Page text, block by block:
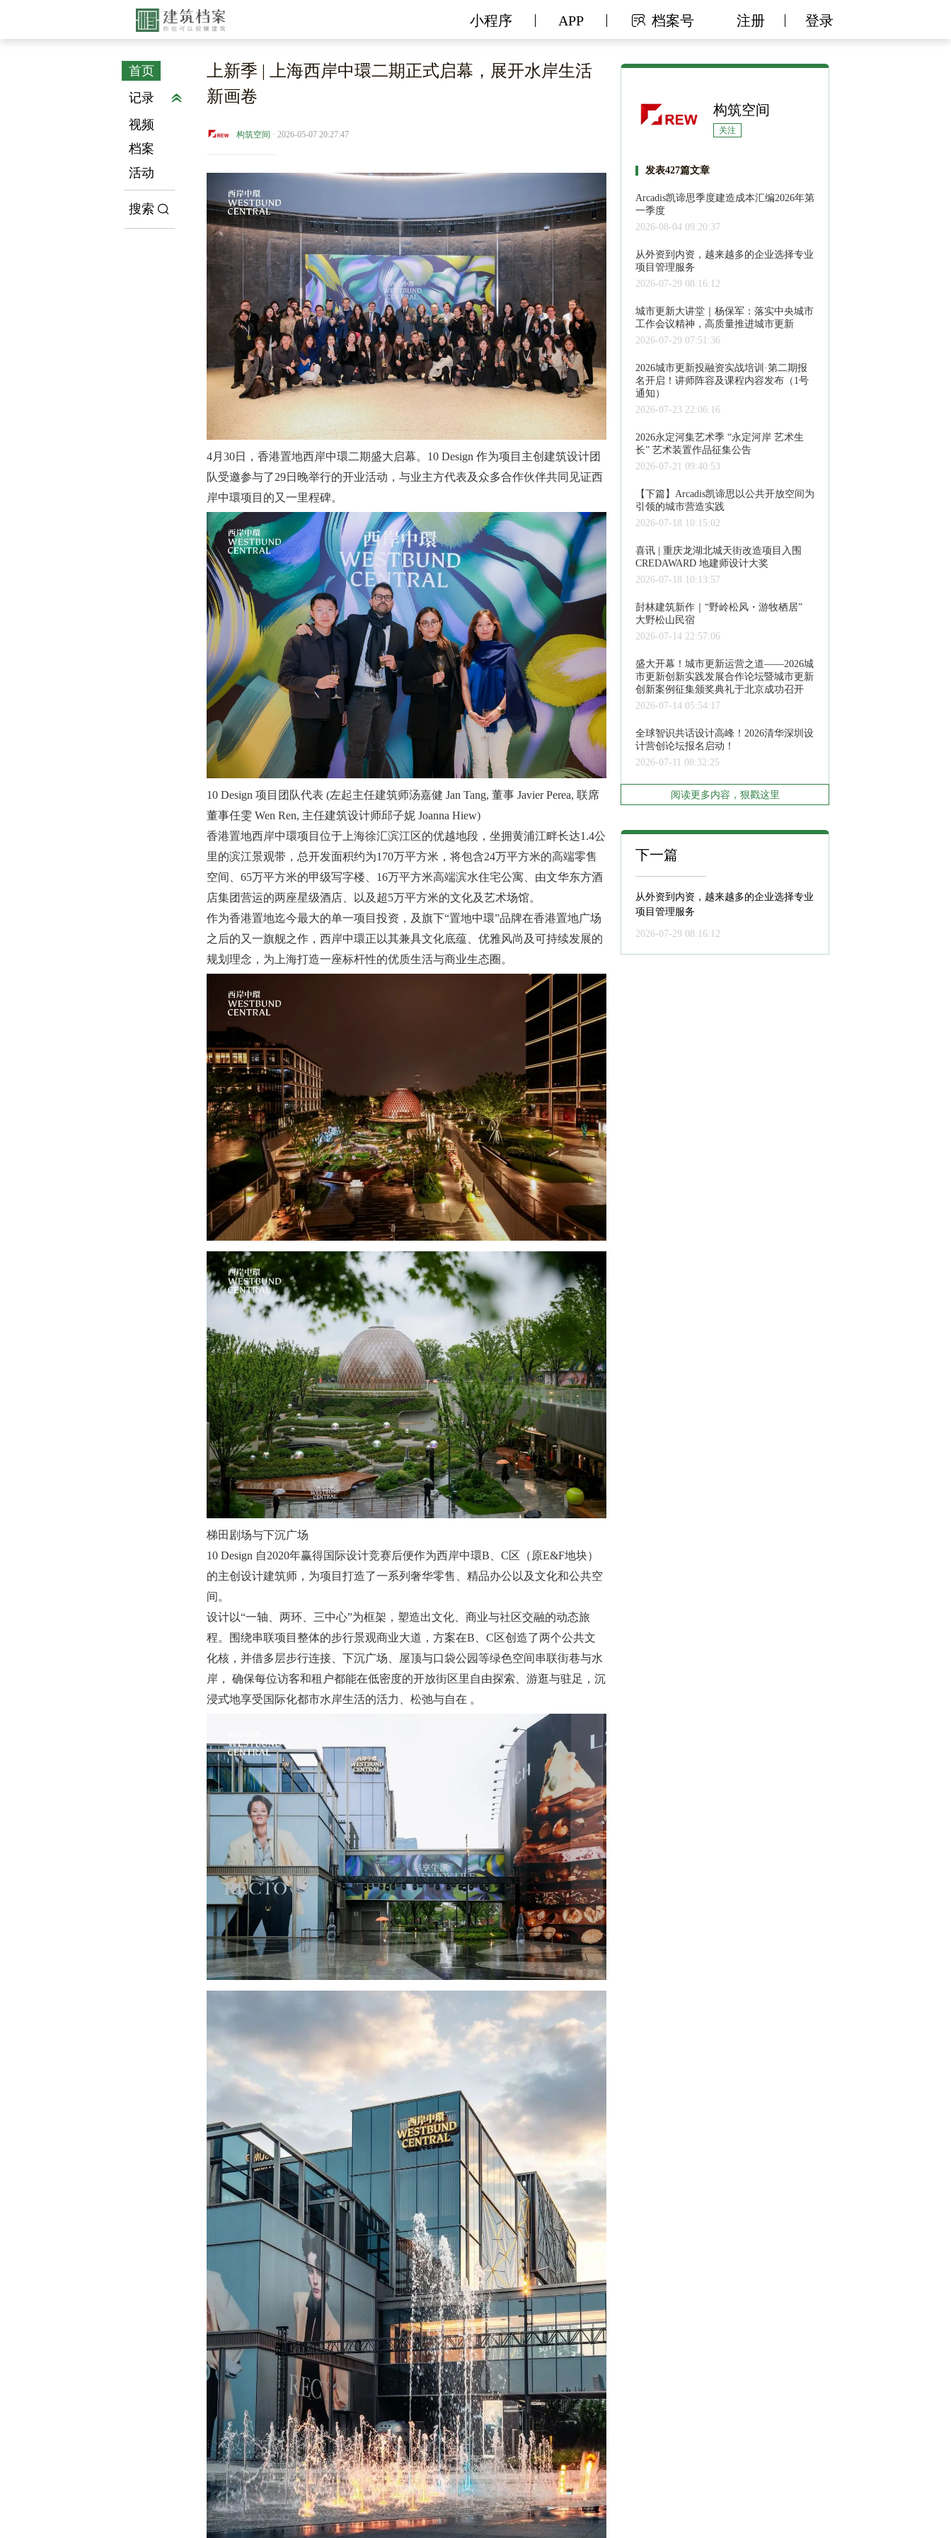
注册 登录
小程序 APP 档案号
首页
记录
视频
档案
活动
搜索
上新季 | 上海西岸中環二期正式启幕，展开水岸生活
新画卷
构筑空间 · 2026-05-07 20:27:47
4月30日，香港置地西岸中環二期盛大启幕。10 Design 作为项目主创建筑设计团
队受邀参与了29日晚举行的开业活动，与业主方代表及众多合作伙伴共同见证西
岸中環项目的又一里程碑。
10 Design 项目团队代表 (左起主任建筑师汤嘉健 Jan Tang, 董事 Javier Perea, 联席
董事任雯 Wen Ren, 主任建筑设计师邱子妮 Joanna Hiew)
香港置地西岸中環项目位于上海徐汇滨江区的优越地段，坐拥黄浦江畔长达1.4公
里的滨江景观带，总开发面积约为170万平方米，将包含24万平方米的高端零售
空间、65万平方米的甲级写字楼、16万平方米高端滨水住宅公寓、由文华东方酒
店集团营运的两座星级酒店、以及超5万平方米的文化及艺术场馆。
作为香港置地迄今最大的单一项目投资，及旗下“置地中環”品牌在香港置地广场
之后的又一旗舰之作，西岸中環正以其兼具文化底蕴、优雅风尚及可持续发展的
规划理念，为上海打造一座标杆性的优质生活与商业生态圈。
梯田剧场与下沉广场
10 Design 自2020年赢得国际设计竞赛后便作为西岸中環B、C区（原E&F地块）
的主创设计建筑师，为项目打造了一系列奢华零售、精品办公以及文化和公共空
间。
设计以“一轴、两环、三中心”为框架，塑造出文化、商业与社区交融的动态旅
程。围绕串联项目整体的步行景观商业大道，方案在B、C区创造了两个公共文
化核，并借多层步行连接、下沉广场、屋顶与口袋公园等绿色空间串联街巷与水
岸， 确保每位访客和租户都能在低密度的开放街区里自由探索、游逛与驻足，沉
浸式地享受国际化都市水岸生活的活力、松弛与自在 。
构筑空间
关注
发表427篇文章
Arcadis凯谛思季度建造成本汇编2026年第
一季度
2026-08-04 09:20:37
从外资到内资，越来越多的企业选择专业
项目管理服务
2026-07-29 08:16:12
城市更新大讲堂｜杨保军：落实中央城市
工作会议精神，高质量推进城市更新
2026-07-29 07:51:36
2026城市更新投融资实战培训·第二期报
名开启！讲师阵容及课程内容发布（1号
通知）
2026-07-23 22:06:16
2026永定河集艺术季 “永定河岸 艺术生
长” 艺术装置作品征集公告
2026-07-21 09:40:53
【下篇】Arcadis凯谛思以公共开放空间为
引领的城市营造实践
2026-07-18 10:15:02
喜讯 | 重庆龙湖北城天街改造项目入围
CREDAWARD 地建师设计大奖
2026-07-18 10:13:57
尌林建筑新作｜“野岭松风・游牧栖居”
大野松山民宿
2026-07-14 22:57:06
盛大开幕！城市更新运营之道——2026城
市更新创新实践发展合作论坛暨城市更新
创新案例征集颁奖典礼于北京成功召开
2026-07-14 05:54:17
全球智识共话设计高峰！2026清华深圳设
计营创论坛报名启动！
2026-07-11 08:32:25
阅读更多内容，狠戳这里
下一篇
从外资到内资，越来越多的企业选择专业
项目管理服务
2026-07-29 08:16:12